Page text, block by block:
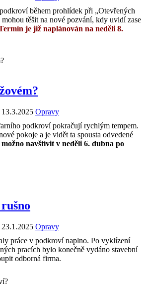
během prohlídek při „Otevřených
těšit na nové pozvání, kdy uvidí zase
je již naplánován na neděli 8.
13.3.2025 Opravy
podkroví pokračují rychlým tempem.
pokoje a je vidět ta spousta odvedené
navštívit v neděli 6. dubna po
23.1.2025 Opravy
práce v podkroví naplno. Po vyklízení
pracích bylo konečně vydáno stavební
odborná firma.